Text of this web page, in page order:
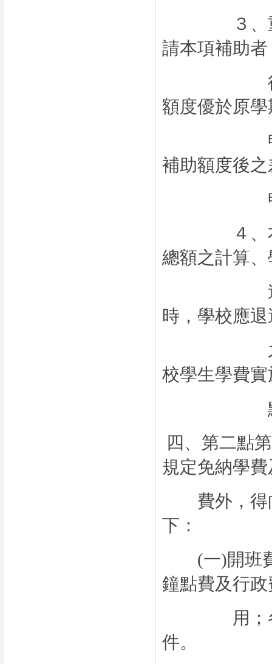
３、重讀
請本項補助者
得重複申
額度優於原學
申請之雜
補助額度後之
申請
４、本項
總額之計算、
違反補助
時，學校應
之經費比
校學生學費實
點第五
四、第二點
規定免納學
費外，得向
下：
(一)開班
鐘點費及行政
用；各群
件。